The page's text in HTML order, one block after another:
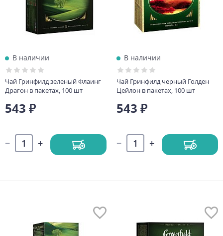
В наличии
Чай Гринфилд зеленый Флаинг
Драгон в пакетах, 100 шт
543 ₽
В наличии
Чай Гринфилд черный Голден
Цейлон в пакетах, 100 шт
543 ₽